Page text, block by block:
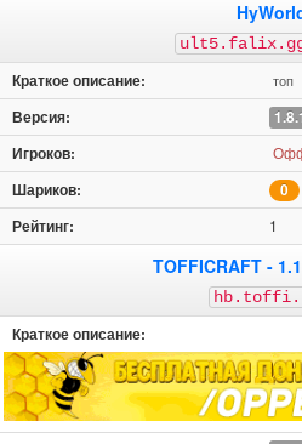
топ
0
1
TOFFICRAFT -